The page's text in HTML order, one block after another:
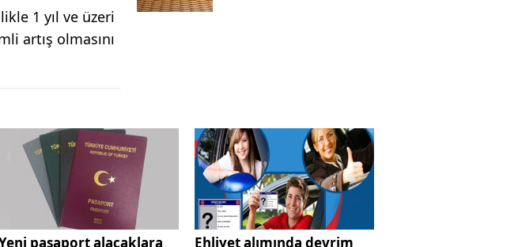
1 yıl ve üzeri
artış olmasını
pasaport alacaklara
Ehliyet alımında devrim